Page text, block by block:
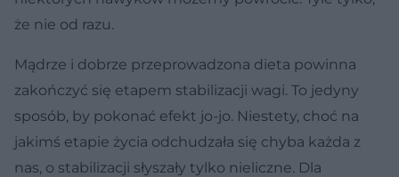
że nie od razu.
Mądrze i dobrze przeprowadzona dieta powinna
zakończyć się etapem stabilizacji wagi. To jedyny
sposób, by pokonać efekt jo-jo. Niestety, choć na
jakimś etapie życia odchudzała się chyba każda z
nas, o stabilizacji słyszały tylko nieliczne. Dla